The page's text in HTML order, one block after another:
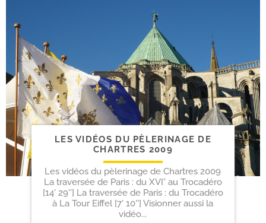
LES VIDÉOS DU PÈLERINAGE DE
CHARTRES 2009
Les vidéos du pèlerinage de Chartres 2009
La traversée de Paris : du XVI° au Trocadéro
[14' 29''] La traversée de Paris : du Trocadéro
à La Tour Eiffel [7' 10''] Visionner aussi la
vidéo...